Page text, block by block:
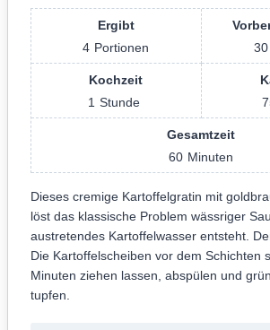
Ergibt
4 Portionen
30
Kochzeit
1 Stunde
Gesamtzeit
60 Minuten
Dieses cremige Kartoffelgratin mit
löst das klassische Problem wässriger
austretendes Kartoffelwasser entsteht.
Die Kartoffelscheiben vor dem Schichten
Minuten ziehen lassen, abspülen und
tupfen.